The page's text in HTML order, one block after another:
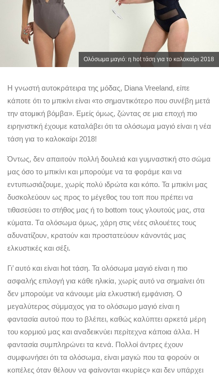
Ολόσωμα μαγιό: η hot τάση για το καλοκαίρι 2018
Η γνωστή αυτοκράτειρα της μόδας, Diana Vreeland, είπε
κάποτε ότι το μπικίνι είναι «το σημαντικότερο που συνέβη μετά
την ατομική βόμβα». Εμείς όμως, ζώντας σε μια εποχή πιο
ειρηνιστική έχουμε καταλάβει ότι τα ολόσωμα μαγιό είναι η νέα
τάση για το καλοκαίρι 2018!
Όντως, δεν απαιτούν πολλή δουλειά και γυμναστική στο σώμα
μας όσο το μπικίνι και μπορούμε να τα φοράμε και να
εντυπωσιάζουμε, χωρίς πολύ ιδρώτα και κόπο. Τα μπικίνι μας
δυσκολεύουν ως προς το μέγεθος του τοπ που πρέπει να
τιθασεύσει το στήθος μας ή το bottom τους γλουτούς μας, στα
κύματα. Tα ολόσωμα όμως, χάρη στις νέες σιλουέτες τους
αδυνατίζουν, κρατούν και προστατεύουν κάνοντάς μας
ελκυστικές και σέξι.
Γι’ αυτό και είναι hot τάση. Τα ολόσωμα μαγιό είναι η πιο
ασφαλής επιλογή για κάθε ηλικία, χωρίς αυτό να σημαίνει ότι
δεν μπορούμε να κάνουμε μία ελκυστική εμφάνιση. Ο
μεγαλύτερος σύμμαχος για το ολόσωμο μαγιό είναι η
φαντασία αυτού που το βλέπει, καθώς καλύπτει αρκετά μέρη
του κορμιού μας και αναδεικνύει περίτεχνα κάποια άλλα. Η
φαντασία συμπληρώνει τα κενά. Πολλοί άντρες έχουν
συμφωνήσει ότι τα ολόσωμα, είναι μαγιώ που τα φορούν οι
κοπέλες όταν θέλουν να φαίνονται «κυρίες» και δεν υπάρχει